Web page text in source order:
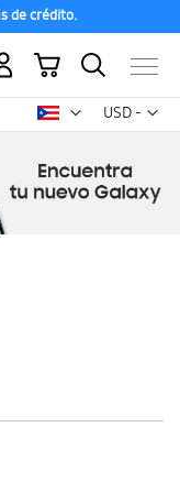
de crédito.
USD -
dólar
Mi carrito